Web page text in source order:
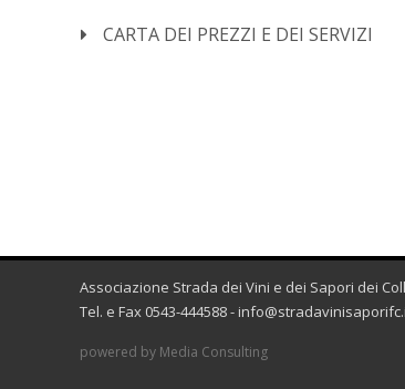
CARTA DEI PREZZI E DEI SERVIZI
Associazione Strada dei Vini e dei Sapori dei
Tel. e Fax 0543-444588 -
powered by Media Consulting